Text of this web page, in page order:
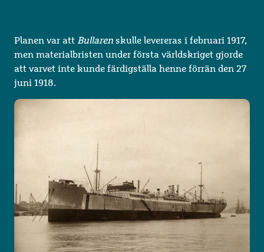
Planen var att Bullaren skulle levereras i februari 1917,
men materialbristen under första världskriget gjorde
att varvet inte kunde färdigställa henne förrän den 27
juni 1918.